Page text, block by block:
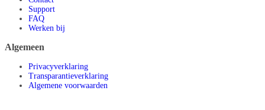
Support
FAQ
Werken bij
Algemeen
Privacyverklaring
Transparantieverklaring
Algemene voorwaarden